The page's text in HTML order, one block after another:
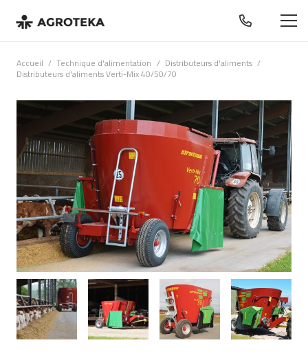
Accueil / Technique d'alimentation / Distributeurs d'aliments /
Distributeurs d'aliments Verti-Mix 40/50/70